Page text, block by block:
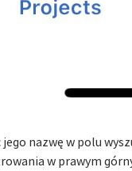
nazwę w polu
w prawym